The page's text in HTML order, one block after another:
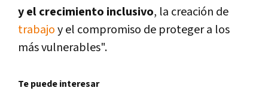
y el crecimiento inclusivo, la creación de
trabajoy el compromiso de proteger a los
más vulnerables".
Te puede interesar